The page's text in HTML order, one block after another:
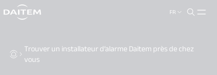
FR
search.label
Trouver un installateur d’alarme Daitem près de chez
vous